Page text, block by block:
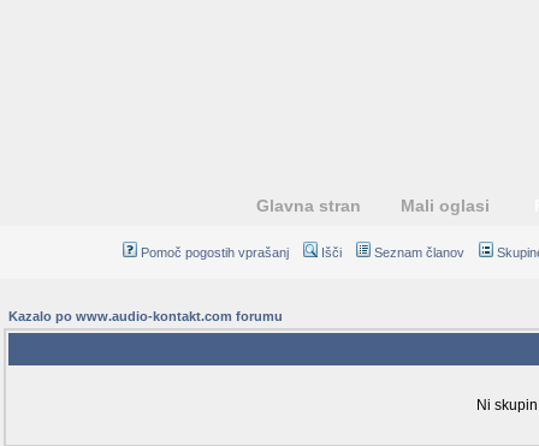
Glavna stran Mali oglasi
Pomoč pogostih vprašanj Išči Seznam članov
Kazalo po www.audio-kontakt.com forumu
Ni skupin